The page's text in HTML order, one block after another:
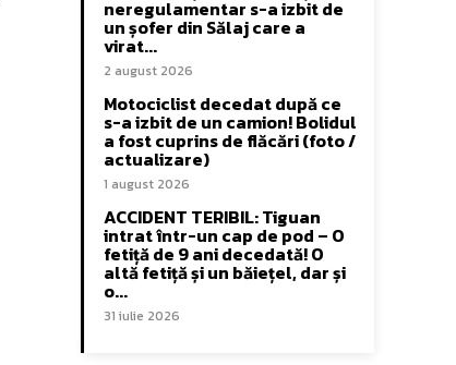
neregulamentar s-a izbit de
un șofer din Sălaj care a
virat...
2 august 2026
Motociclist decedat după ce
s-a izbit de un camion! Bolidul
a fost cuprins de flăcări (foto /
actualizare)
1 august 2026
ACCIDENT TERIBIL: Tiguan
intrat într-un cap de pod – O
fetiță de 9 ani decedată! O
altă fetiță și un băiețel, dar și
o...
31 iulie 2026